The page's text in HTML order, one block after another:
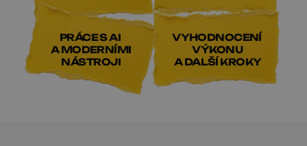
PRÁCE S AI
A MODERNÍMI
NÁSTROJI
VYHODNOCENÍ
VÝKONU
A DALŠÍ KROKY